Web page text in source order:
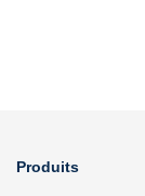
Produits